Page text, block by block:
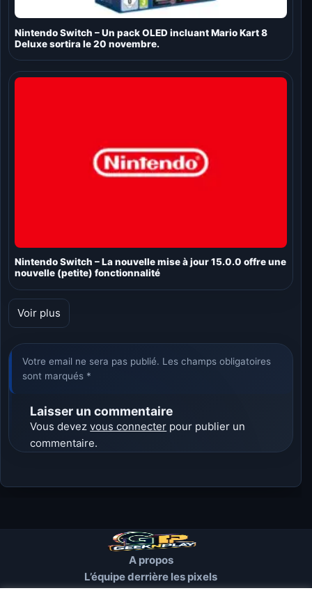
Nintendo Switch – Un pack OLED incluant Mario Kart 8
Deluxe sortira le 20 novembre.
Nintendo Switch – La nouvelle mise à jour 15.0.0 offre une
nouvelle (petite) fonctionnalité
Voir plus
Votre email ne sera pas publié. Les champs obligatoires
sont marqués *
Laisser un commentaire
Vous devezvous connecter pour publier un
commentaire.
A propos
L’équipe derrière les pixels